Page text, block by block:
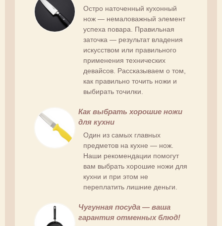
Остро наточенный кухонный
нож — немаловажный элемент
успеха повара. Правильная
заточка — результат владения
искусством или правильного
применения технических
девайсов. Рассказываем о том,
как правильно точить ножи и
выбирать точилки.
Как выбрать хорошие ножи
для кухни
Один из самых главных
предметов на кухне — нож.
Наши рекомендации помогут
вам выбрать хорошие ножи для
кухни и при этом не
переплатить лишние деньги.
Чугунная посуда — ваша
гарантия отменных блюд!